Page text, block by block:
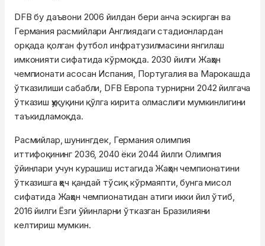
DFB бу даъвони 2006 йилдан бери анча эскирган ва
Германия расмийлари Англиядаги стадионлардан
орқада қолган футбол инфратузилмасини янгилаш
имконияти сифатида кўрмоқда. 2030 йилги Жаҳон
чемпионати асосан Испания, Португалия ва Марокашда
ўтказилиши сабабли, DFB Европа турнирни 2042 йилгача
ўтказиш ҳуқуқини қўлга кирита олмаслиги мумкинлигини
таъкидламоқда.
Расмийлар, шунингдек, Германия олимпия
иттифоқининг 2036, 2040 ёки 2044 йилги Олимпия
ўйинлари учун курашиш истагида Жаҳон чемпионатини
ўтказишга ҳеч қандай тўсиқ кўрмаяпти, бунга мисол
сифатида Жаҳон чемпионатидан атиги икки йил ўтиб,
2016 йилги Ёзги ўйинларни ўтказган Бразилияни
келтириш мумкин.